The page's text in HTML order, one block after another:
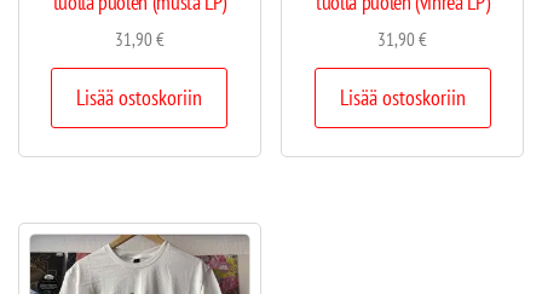
31,90€
Lisää ostoskoriin
31,90€
Lisää ostoskoriin